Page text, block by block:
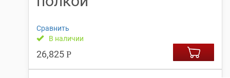
Сравнить
В наличии
26,825 Р